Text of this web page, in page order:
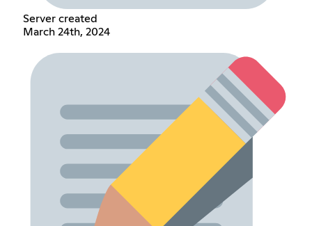
Server created
March 24th, 2024